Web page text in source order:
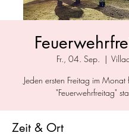
Fr., 04. Sep.
  |
Jeden ersten Freitag im Monat
"Feuerwehrfreitag"
Zeit & Ort